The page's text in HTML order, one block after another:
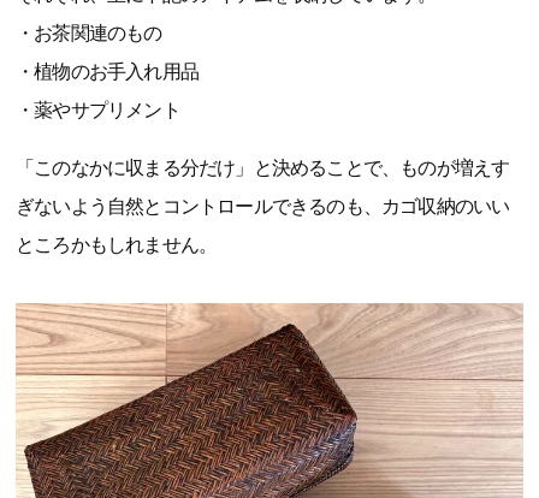
・お茶関連のもの
・植物のお手入れ用品
・薬やサプリメント
「このなかに収まる分だけ」と決めることで、ものが増えす
ぎないよう自然とコントロールできるのも、カゴ収納のいい
ところかもしれません。